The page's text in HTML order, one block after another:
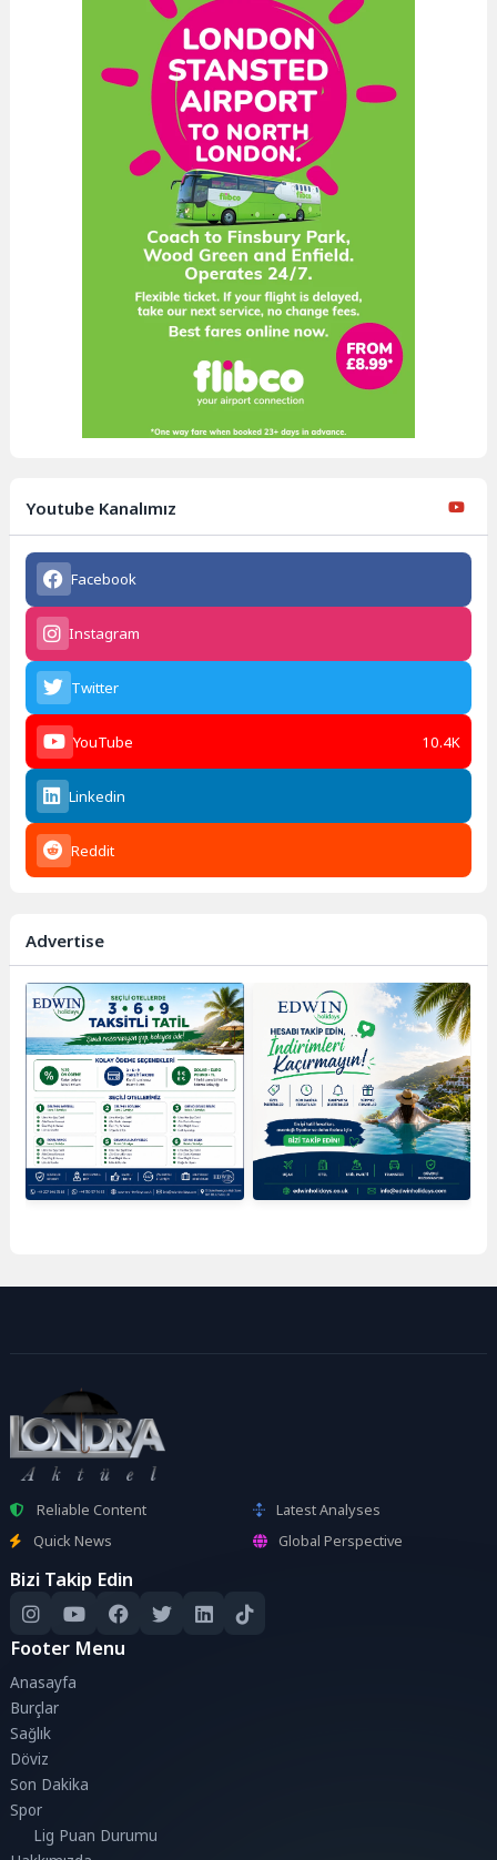
Youtube Kanalımız
Facebook
Instagram
Twitter
YouTube 10.4K
Linkedin
Reddit
Advertise
Reliable Content
Latest Analyses
Quick News
Global Perspective
Bizi Takip Edin
Footer Menu
Anasayfa
Burçlar
Sağlık
Döviz
Son Dakika
Spor
Lig Puan Durumu